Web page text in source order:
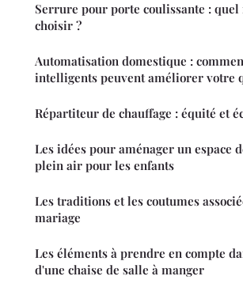
Serrure pour porte coulissante : quel
choisir ?
Automatisation domestique :
intelligents peuvent améliorer votre
Répartiteur de chauffage : équité et
Les idées pour aménager un espace
plein air pour les enfants
Les traditions et les coutumes
mariage
Les éléments à prendre en compte
d'une chaise de salle à manger